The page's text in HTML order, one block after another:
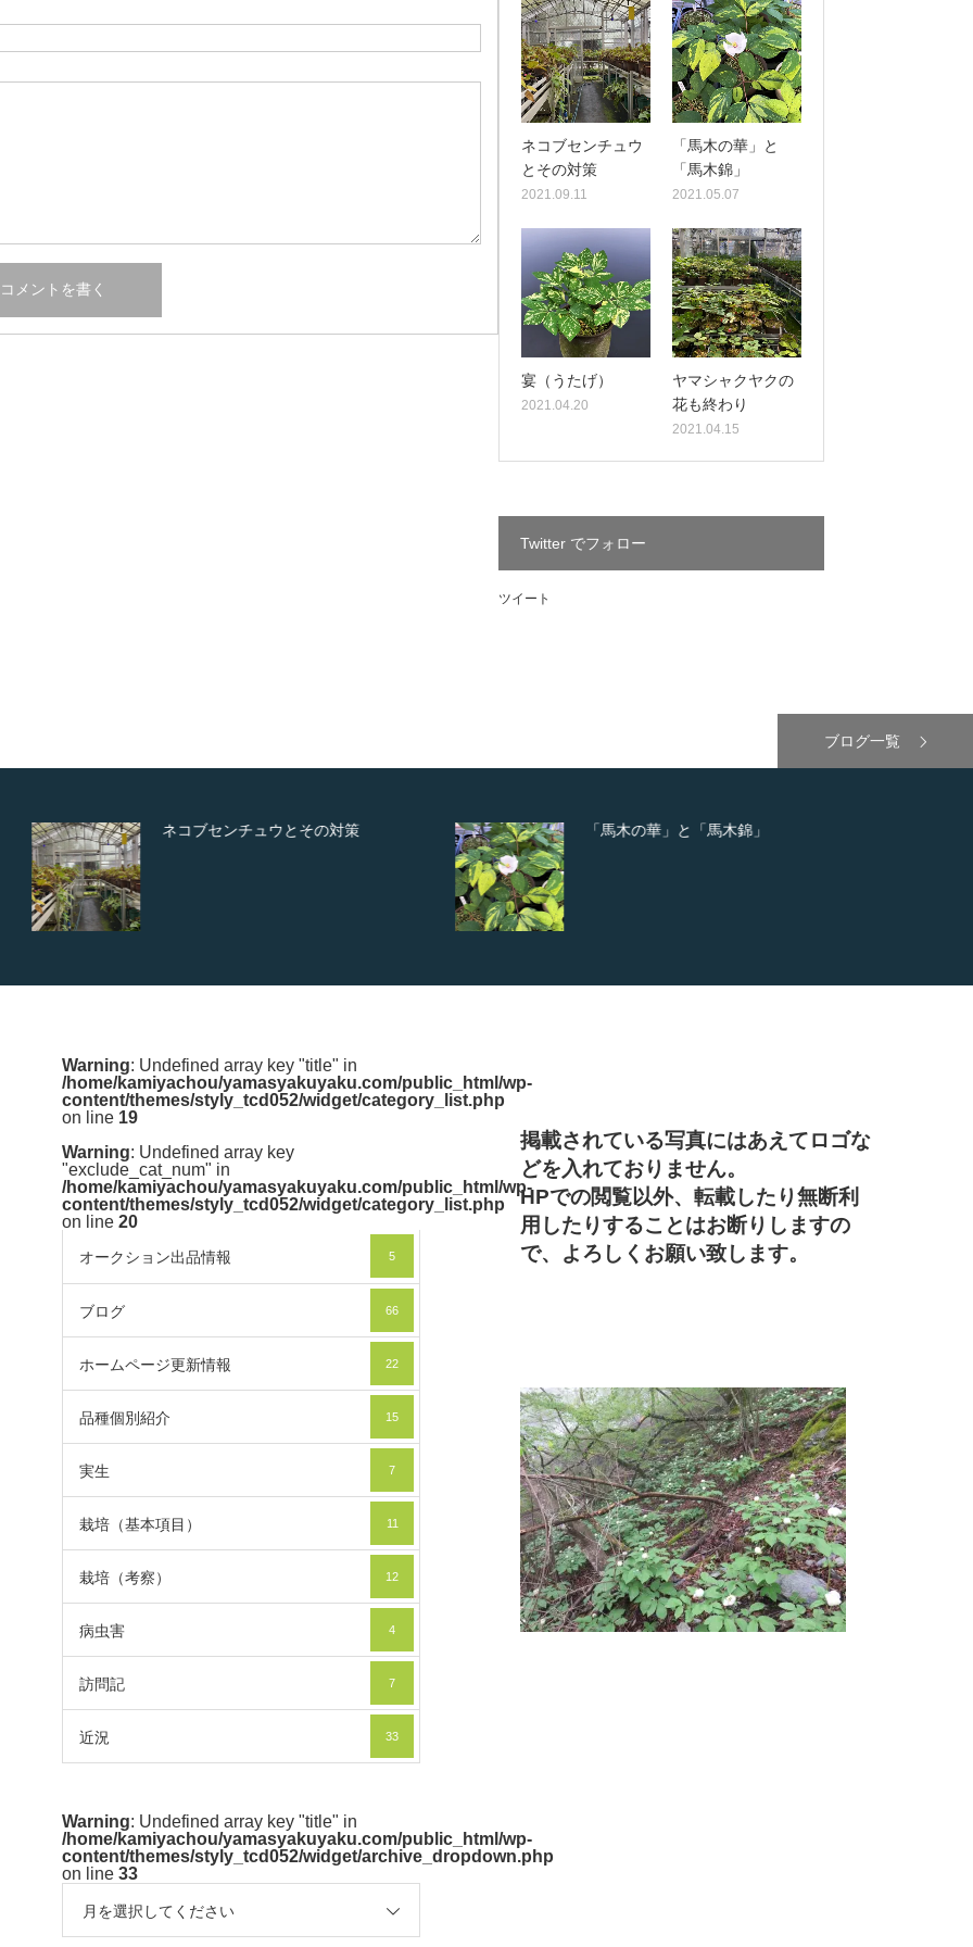
ネコブセンチュウ
とその対策
2021.09.11
「馬木の華」と
「馬木錦」
2021.05.07
宴（うたげ）
2021.04.20
ヤマシャクヤクの
花も終わり
2021.04.15
Twitter でフォロー
ツイート
ブログ一覧
ネコブセンチュウとその対策 「馬木の華」と「馬木錦」
Warning: Undefined array key "title" in
/home/kamiyachou/yamasyakuyaku.com/public_html/wp-
content/themes/styly_tcd052/widget/category_list.php
on line 19
Warning: Undefined array key
"exclude_cat_num" in
/home/kamiyachou/yamasyakuyaku.com/public_html/wp-
content/themes/styly_tcd052/widget/category_list.php
on line 20
オークション出品情報 5
ブログ 66
ホームページ更新情報 22
品種個別紹介 15
実生 7
栽培（基本項目） 11
栽培（考察） 12
病虫害 4
訪問記 7
近況 33
Warning: Undefined array key "title" in
/home/kamiyachou/yamasyakuyaku.com/public_html/wp-
content/themes/styly_tcd052/widget/archive_dropdown.php
on line 33
月を選択してください
掲載されている写真にはあえてロゴな
どを入れておりません。
HPでの閲覧以外、転載したり無断利
用したりすることはお断りしますの
で、よろしくお願い致します。